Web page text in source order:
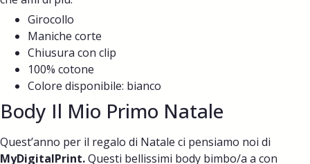
Girocollo
Maniche corte
Chiusura con clip
100% cotone
Colore disponibile: bianco
Body Il Mio Primo Natale
Quest’anno per il regalo di Natale ci pensiamo noi di
MyDigitalPrint.Questi bellissimi body bimbo/a a con